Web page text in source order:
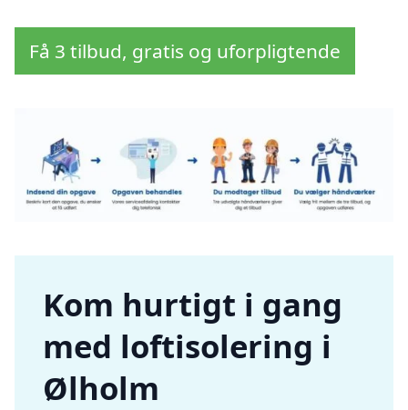
Få 3 tilbud, gratis og uforpligtende
Kom hurtigt i gang
med loftisolering i
Ølholm